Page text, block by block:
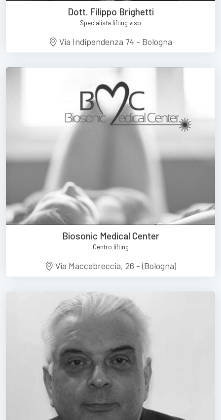
Dott. Filippo Brighetti
Specialista lifting viso
Via Indipendenza 74 - Bologna
Biosonic Medical Center
Centro lifting
Via Maccabreccia, 26 - (Bologna)